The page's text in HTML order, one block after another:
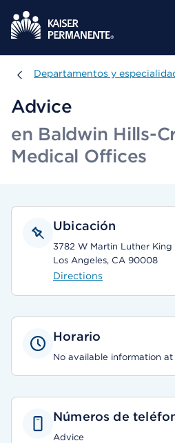
Departamentos y
Departamentos y
Advice
en Baldwin Hills-
Medical Offices
Ubicación
3782 W Martin Luther King
Los Angeles, CA 90008
Directions
Horario
No available information at
Números de
Advice